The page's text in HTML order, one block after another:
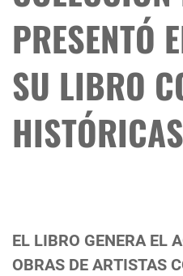
PRESENTÓ
SU LIBRO
HISTÓRICAS
EL LIBRO GENERA EL
OBRAS DE ARTISTAS